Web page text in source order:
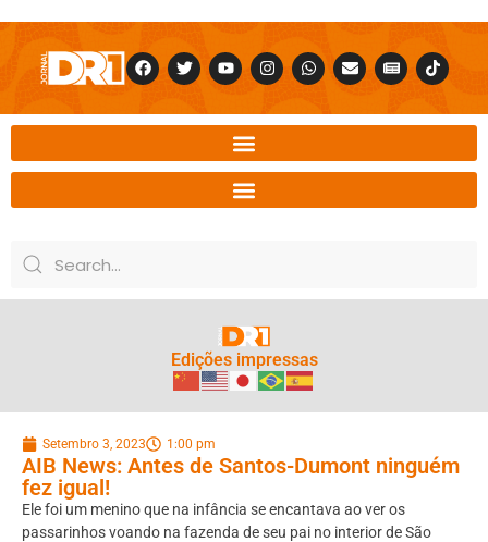
Edições impressas
Setembro 3, 2023 1:00 pm
AIB News: Antes de Santos-Dumont ninguém
fez igual!
Ele foi um menino que na infância se encantava ao ver os
passarinhos voando na fazenda de seu pai no interior de São